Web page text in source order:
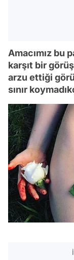
Amacımız bu
karşıt bir
arzu ettiği
sınır